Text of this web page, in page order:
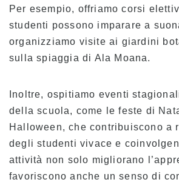
Panoramica del programma
Livello avanzato
Inglese commerciale
Preparazione TOEIC e TOEFL
Lezioni private
Per esempio, offriamo corsi
studenti possono imparare a
organizziamo visite ai giardini
sulla spiaggia di Ala Moana.
Inoltre, ospitiamo eventi
della scuola, come le feste di
Halloween, che contribuiscono a
degli studenti vivace e
attività non solo migliorano
favoriscono anche un senso di